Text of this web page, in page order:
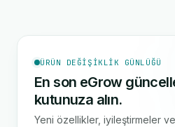
ÜRÜN DEĞIŞIKLIK GÜNLÜĞÜ
En son eGrow
kutunuza alın.
Yeni özellikler, iyileştirmeler